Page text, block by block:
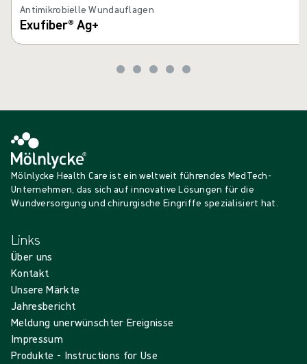
Antimikrobielle Wundauflagen
Exufiber® Ag+
Mölnlycke Health Care ist ein weltweit führendes MedTech-
Unternehmen, das sich auf innovative Lösungen für die
Wundversorgung und chirurgische Eingriffe spezialisiert hat.
Links
Über uns
Kontakt
Unsere Märkte
Jahresbericht
Meldung unerwünschter Ereignisse
Impressum
Produkte - Instructions for Use